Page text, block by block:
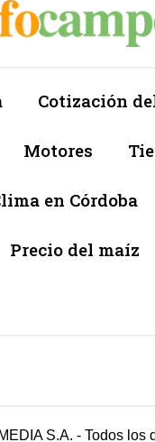
Cotización
Motores
en Córdoba
Precio del maíz
S.A. - Todos los